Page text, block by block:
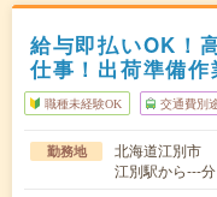
給与即払いOK！
仕事！出荷準備作
職種未経験OK 交通費別
勤務地
北海道江別市
江別駅から---分